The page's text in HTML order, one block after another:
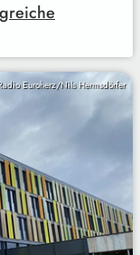
Euroherz/Nils Hermsdörfer